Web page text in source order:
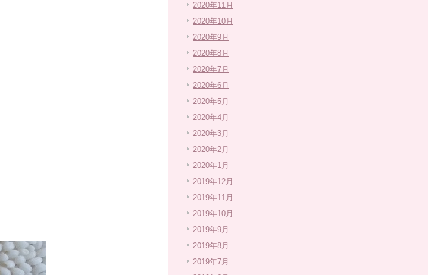
2020年11月
2020年10月
2020年9月
2020年8月
2020年7月
2020年6月
2020年5月
2020年4月
2020年3月
2020年2月
2020年1月
2019年12月
2019年11月
2019年10月
2019年9月
2019年8月
2019年7月